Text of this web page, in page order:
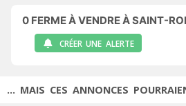
0 FERME À VENDRE À SAINT-
CRÉER UNE ALERTE
... MAIS CES ANNONCES